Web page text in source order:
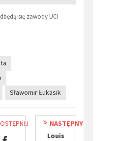
się zawody UCI
Sławomir Łukasik
NASTĘPNY
Louis